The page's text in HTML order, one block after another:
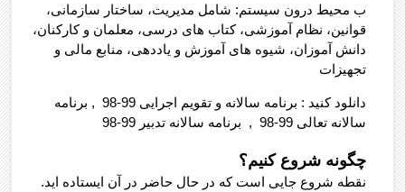
ب محیط درون سیستم: شامل مدیریت، ساختار سازمانی،
قوانین، نظام آموزشی، کتاب های درسی، معلمان و کارکنان،
دانش آموزان، شیوه های آموزش و یاددهی، منابع مالی و
تجهیزات
دانلود کنید : برنامه سالانه و تقویم اجرایی 99-98 , برنامه
سالانه تعالی 99-98 , برنامه سالانه تدبیر 99-98
چگونه شروع کنیم؟
نقطه شروع جایی است که در حال حاضر در آن ایستاده اید.